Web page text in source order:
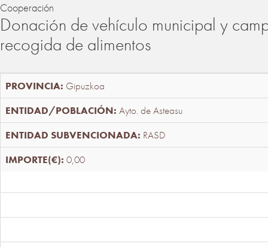
Cooperación
Donación de vehículo municipal y
recogida de alimentos
Gipuzkoa
Ayto. de Asteasu
RASD
0,00